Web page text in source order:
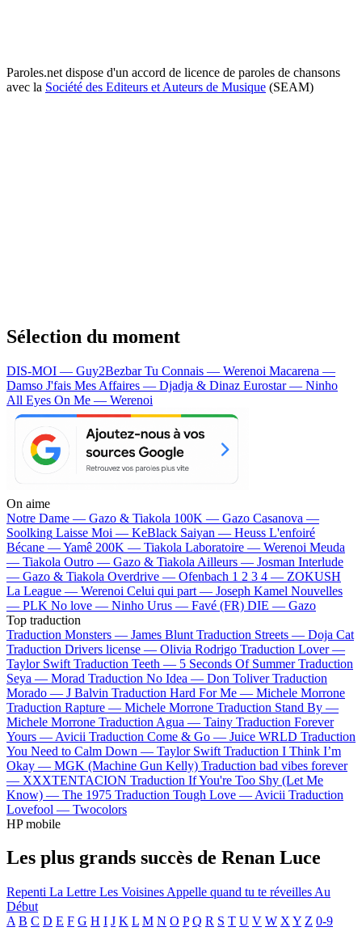
Paroles.net dispose d'un accord de licence de paroles de chansons
avec la Société des Editeurs et Auteurs de Musique (SEAM)
Sélection du moment
DIS-MOI — Guy2BezbarTu Connais — Werenoi Macarena —
Damso J'fais Mes Affaires — Djadja & Dinaz Eurostar — Ninho
All Eyes On Me — Werenoi
On aime
Notre Dame — Gazo & Tiakola 100K — Gazo Casanova —
Soolking Laisse Moi — KeBlack Saiyan — Heuss L'enfoiré
Bécane —Yamê 200K — Tiakola Laboratoire — Werenoi Meuda
— Tiakola Outro — Gazo & Tiakola Ailleurs — Josman Interlude
— Gazo & Tiakola Overdrive — Ofenbach 1 2 3 4 — ZOKUSH
La League — Werenoi Celui qui part — Joseph Kamel Nouvelles
— PLK No love — Ninho Urus — Favé (FR) DIE — Gazo
Top traduction
Traduction Monsters — James Blunt Traduction Streets — Doja Cat
Traduction Drivers license — Olivia Rodrigo Traduction Lover —
Taylor Swift Traduction Teeth — 5 Seconds Of Summer Traduction
Seya — Morad Traduction No Idea — Don Toliver Traduction
Morado — J Balvin Traduction Hard For Me — Michele Morrone
Traduction Rapture — Michele Morrone Traduction Stand By —
Michele Morrone Traduction Agua — Tainy Traduction Forever
Yours — Avicii Traduction Come & Go — Juice WRLD Traduction
You Need to Calm Down — Taylor Swift Traduction I Think I’m
Okay — MGK (Machine Gun Kelly) Traduction bad vibes forever
— XXXTENTACION Traduction If You're Too Shy (Let Me
Know) — The 1975 Traduction Tough Love — Avicii Traduction
Lovefool — Twocolors
HP mobile
Les plus grands succès de Renan Luce
Repenti La Lettre Les Voisines Appelle quand tu te réveilles Au
Début
A B C D E F G H I J K L M N O P Q R S T U V W X Y Z 0-9